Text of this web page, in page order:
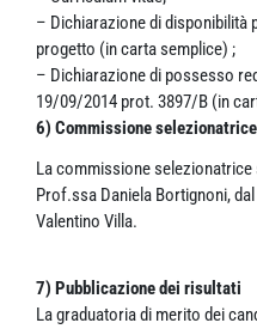
– Dichiarazione di disponibilità
progetto (in carta semplice) ;
– Dichiarazione di possesso
19/09/2014 prot. 3897/B (in
6) Commissione selezionatrice
La commissione
Prof.ssa Daniela Bortignoni,
Valentino Villa.
7) Pubblicazione dei risultati
La graduatoria di merito dei